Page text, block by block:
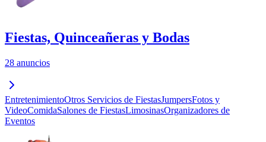
Fiestas, Quinceañeras y Bodas
28 anuncios
EntretenimientoOtros Servicios de FiestasJumpersFotos y
VideoComidaSalones de FiestasLimosinasOrganizadores de
Eventos